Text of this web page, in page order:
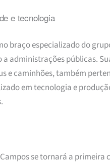
e tecnologia
braço especializado do
administrações públicas.
e caminhões, também
em tecnologia e
se tornará a